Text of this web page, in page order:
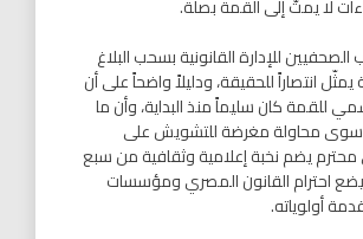
لا يمتّ إلى القمة بصلة.
للإدارة القانونية بسحب البلاغ
انتصاراً للحقيقة، ودليلاً واضحاً على أن
للقمة كان سليماً منذ البداية، وأن ما
محاولة مغرضة للتشويش على
يضم نخبة إعلامية وثقافية من سبع
احترام القانون المصري ومؤسسات
أولوياته.